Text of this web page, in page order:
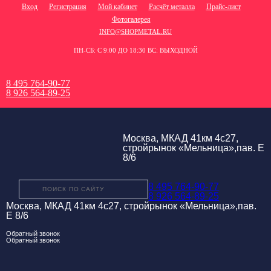
Вход Регистрация Мой кабинет Расчёт металла
Прайс-лист
Фотогалерея
INFO@SHOPMETAL.RU
ПН-СБ: С 9:00 ДО 18:30 ВС: ВЫХОДНОЙ
8 495 764-90-77
8 926 564-89-25
Москва, МКАД 41км 4с27,
стройрынок «Мельница»,пав. Е
8/6
8 495 764-90-77
8 926 564-89-25
Москва, МКАД 41км 4с27, стройрынок «Мельница»,пав.
Е 8/6
Обратный звонок
Обратный звонок